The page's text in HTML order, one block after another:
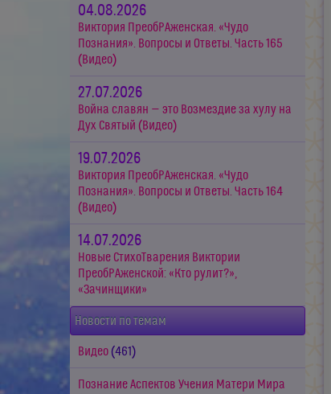
04.08.2026
Виктория ПреобРАженская. «Чудо
Познания». Вопросы и Ответы. Часть 165
(Видео)
27.07.2026
Война славян — это Возмездие за хулу на
Дух Святый (Видео)
19.07.2026
Виктория ПреобРАженская. «Чудо
Познания». Вопросы и Ответы. Часть 164
(Видео)
14.07.2026
Новые СтихоТварения Виктории
ПреобРАженской: «Кто рулит?»,
«Зачинщики»
Новости по темам
Видео (461)
Познание Аспектов Учения Матери Мира